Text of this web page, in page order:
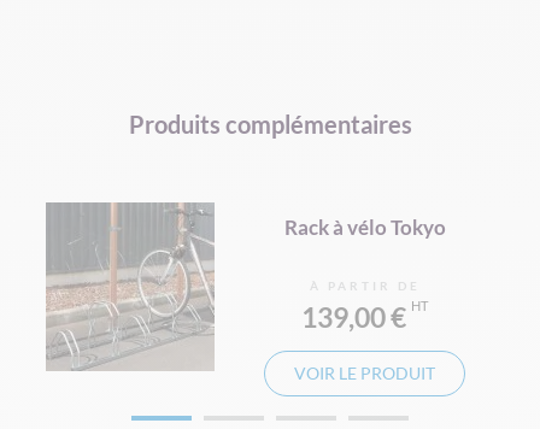
Produits complémentaires
Rack à vélo Tokyo
À PARTIR DE
139,00 €
VOIR LE PRODUIT